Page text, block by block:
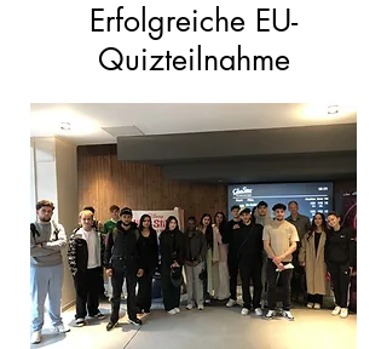
Erfolgreiche EU-
Quizteilnahme